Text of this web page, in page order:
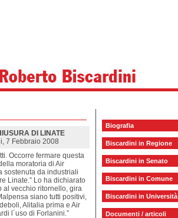
DI LINATE
7 Febbraio 2008
Occorre fermare questa
moratoria di Air
sostenuta da industriali
Linate.” Lo ha dichiarato
al vecchio ritornello, gira
siano tutti positivi,
Alitalia prima e Air
l´uso di Forlanini.”
Biografia
Biscardini in Regione
Biscardini in Senato
Biscardini in Comune
Biscardini in Università
Documenti / articoli